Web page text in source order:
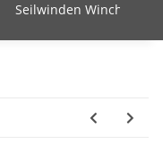
Seilwinden Winch